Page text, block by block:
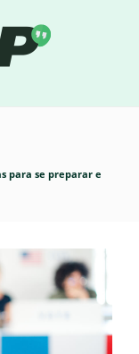
para se preparar e